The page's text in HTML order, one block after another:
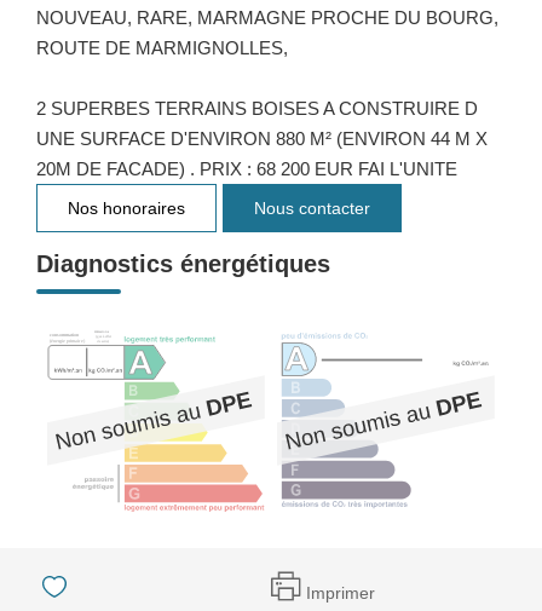
NOUVEAU, RARE, MARMAGNE PROCHE DU BOURG,
ROUTE DE MARMIGNOLLES,
2 SUPERBES TERRAINS BOISES A CONSTRUIRE D
UNE SURFACE D'ENVIRON 880 M² (ENVIRON 44 M X
20M DE FACADE) . PRIX : 68 200 EUR FAI L'UNITE
Nos honoraires Nous contacter
Diagnostics énergétiques
Imprimer